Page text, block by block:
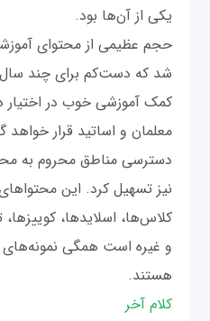
یکی از آن‌ها بود.
حجم عظیمی از محتوای
شد که دست‌کم برای چند سال
کمک آموزشی خوب در اختیار
معلمان و اساتید قرار خواهد
دسترسی مناطق محروم به
نیز تسهیل کرد. این
کلاس‌ها، اسلایدها،
و غیره است همگی نمونه‌های
هستند.
کلام آخر